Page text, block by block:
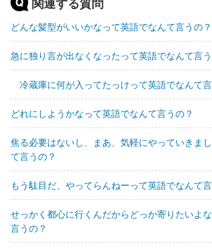
どんな髪型がいいかなって英語でなんて言うの？
急に独り言が出なくなったって英語でなんて言
冷蔵庫に何が入ってたっけって英語でなんて
どれにしようかなって英語でなんて言うの？
焦る必要はないし、まあ、気軽にやっていきま
て言うの？
もう駄目だ、やってらんねーって英語でなんて
せっかく都心に行くんだからどっか寄りたいよ
言うの？